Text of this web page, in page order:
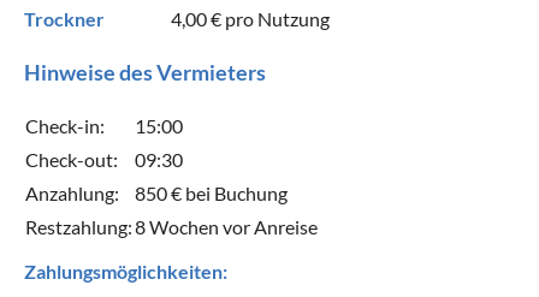
Trockner
4,00 € pro Nutzung
Hinweise des Vermieters
Check-in:
15:00
Check-out:
09:30
Anzahlung:
850 € bei Buchung
Restzahlung:8 Wochen vor Anreise
Zahlungsmöglichkeiten: